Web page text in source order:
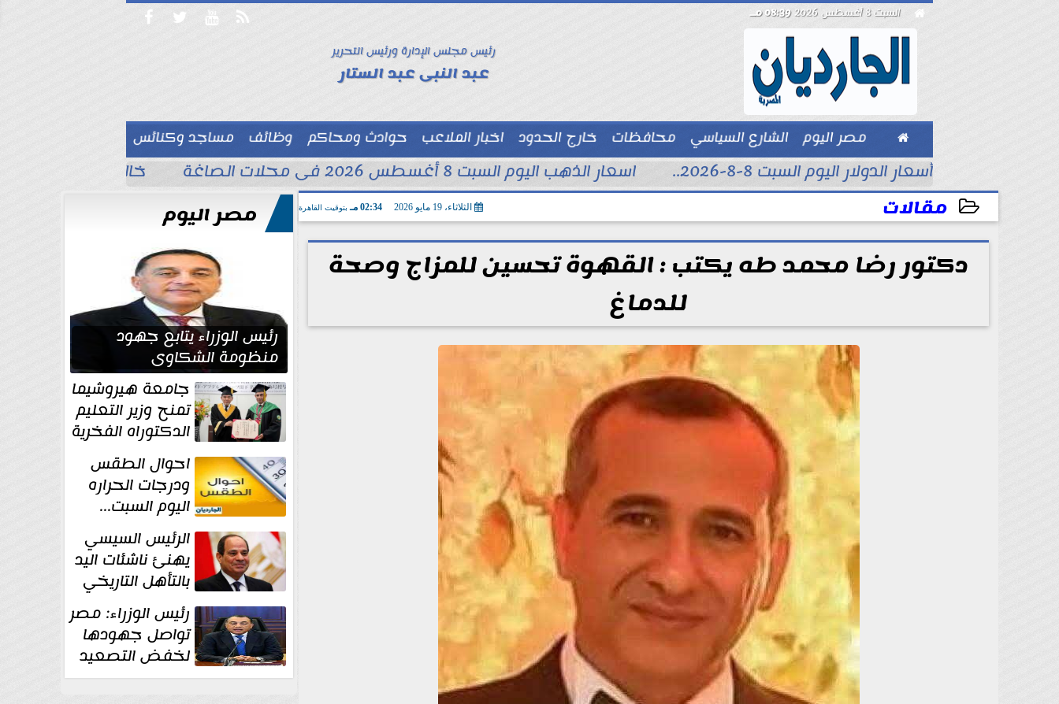
   
 السبت 8 أغسطس 2026 08:39 مـ
رئيس مجلس الإدارة ورئيس التحرير
عبد النبى عبد الستار
 مصر اليوم الشارع السياسي محافظات خارج الحدود اخبار الملاعب حوادث ومحاكم وظائف
مساجد وكنائس
بيزنس
توك شو  أسعار الدولار اليوم السبت 8-8-2026.. اسعار الذهب اليوم السبت 8 أغسطس 2026 فى محلات الصاغة خالد الغندور يطلب
مقالات الثلاثاء، 19 مايو 2026 02:34 مـ بتوقيت القاهرة
2026-05-19 14:34:20
دكتور رضا محمد طه يكتب : القهوة تحسين للمزاج وصحة
للدماغ
مصر اليوم
رئيس الوزراء يتابع جهود
منظومة الشكاوى
الحكومية خلال يوليو
الماضي جامعة هيروشيما
تمنح وزير التعليم
الدكتوراه الفخرية
تقديرا لما حققه
احوال الطقس
ودرجات الحراره
اليوم السبت...
العظمى في
القاهره 36 درجة الرئيس السيسي
يهنئ ناشئات اليد
بالتأهل التاريخي
إلى نصف نهائي
كأس العالم رئيس الوزراء: مصر
تواصل جهودها
لخفض التصعيد
والحفاظ على